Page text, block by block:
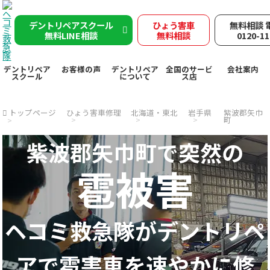
デントリペアスクール
無料LINE相談
ひょう害車
無料相談
無料相談
0120-
デントリペア
スクール
お客様の声 デントリペア
について
全国のサービ
ス店
会社案内
トップページ ひょう害車修理 北海道・東北 岩手県 紫波郡矢巾
町
紫波郡矢巾町で突然の
雹被害
ヘコミ救急隊がデントリペ